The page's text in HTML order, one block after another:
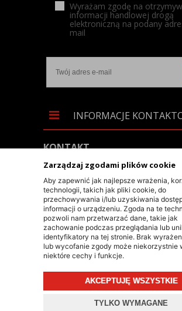
Zarządzaj zgodami plików cookie
Aby zapewnić jak najlepsze wrażenia,
technologii, takich jak pliki cookie, do
przechowywania i/lub uzyskiwania
informacji o urządzeniu. Zgoda na te
pozwoli nam przetwarzać dane, takie jak
zachowanie podczas przeglądania lub
identyfikatory na tej stronie. Brak
lub wycofanie zgody może niekorzystnie
niektóre cechy i funkcje.
AKCEPTUJĘ WSZYSTKIE
TYLKO WYMAGANE
Wyrażam zgodę na
informacji handlowej drogą
elektroniczną na podany
mail
INFORMACJE
KONTAKT
+48 603 90 30 50
SKLEP@RALLY-TECH.PL
WHATSAPP LINK
RALLY-TECH SP. Z O.O.
UL. LIPNICKA 62/1A
43-300 BIELSKO-BIAŁA
© 2026 RALLY-TECH.PL